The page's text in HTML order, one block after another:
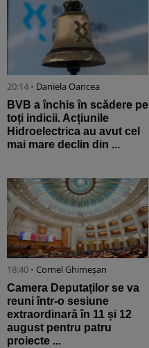
20:14 • Daniela Oancea
BVB a închis în scădere pe
toți indicii. Acțiunile
Hidroelectrica au avut cel
mai mare declin din ...
18:40 • Cornel Ghimeșan
Camera Deputaților se va
reuni într-o sesiune
extraordinară în 11 și 12
august pentru patru
proiecte ...